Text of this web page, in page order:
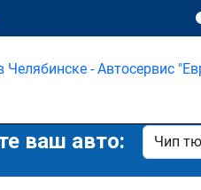
ваш авто: